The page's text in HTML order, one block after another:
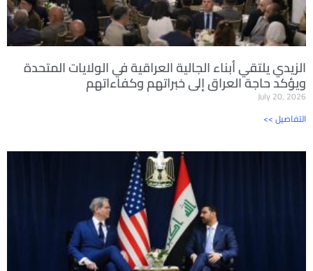
الزيدي يلتقي أبناء الجالية العراقية في الولايات المتحدة
ويؤكد حاجة العراق إلى خبراتهم وكفاءاتهم
July 20, 2026
<< التفاصيل